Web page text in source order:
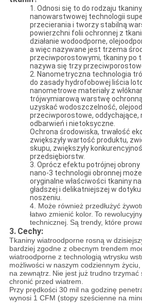
1. Odnosi się to do rodzaju
nanowarstwowej technologii
przecierania i tworzy stabilną
powierzchni folii ochronnej z
działanie wodoodporne,
a więc nazywane jest trzema
przeciwporostowymi, tkaniny po
nazywa się trzy
2. Nanometryczna technologia
do zasady hydrofobowej liścia
nanometrowe materiały z
trójwymiarową warstwę
uzyskać wodoszczelność,
przeciwporostowe, oddychające,
odbarwień i nietoksyczne.
Ochrona środowiska, trwałość
zwiększyły wartość produktu,
skupu, zwiększyły
przedsiębiorstw.
3. Oprócz efektu potrójnej
nano-3 technologii obronnej
oryginalne właściwości tkaniny
gładszej i delikatniejszej w
noszeniu.
4. Może również przedłużyć
łatwo zmienić kolor. To
technicznej. Są trendy, które
3. Cechy:
Tkaniny wiatroodporne rosną w
bardziej zgodne z obecnym trendem
wiatroodporne z technologią wtrysku
możliwości w naszym codziennym
na zewnątrz. Nie jest już trudno trzymać
chronić przed wiatrem.
Przy prędkości 30 mil na godzinę
wynosi 1 CFM (stopy sześcienne na